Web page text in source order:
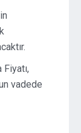
vadede